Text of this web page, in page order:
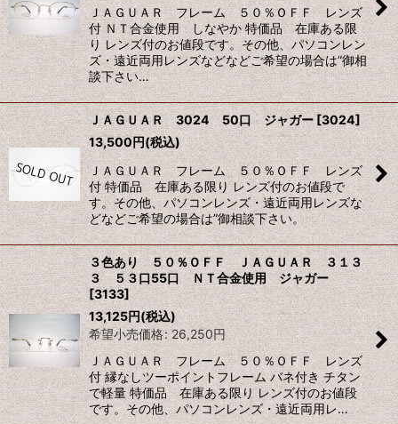
ＪＡＧＵＡＲ フレーム ５０％ＯＦＦ レンズ
付 ＮＴ合金使用 しなやか 特価品 在庫ある限
り レンズ付のお値段です。その他、パソコンレン
ズ・遠近両用レンズなどなどご希望の場合は”御相
談下さい…
ＪＡＧＵＡＲ 3024 50口 ジャガー [3024]
13,500円(税込)
ＪＡＧＵＡＲ フレーム ５０％ＯＦＦ レンズ
付 特価品 在庫ある限り レンズ付のお値段で
す。その他、パソコンレンズ・遠近両用レンズな
どなどご希望の場合は”御相談下さい。
３色あり ５０％ＯＦＦ ＪＡＧＵＡＲ ３１３
３ ５３口55口 ＮＴ合金使用 ジャガー
[3133]
13,125円(税込)
希望小売価格: 26,250円
ＪＡＧＵＡＲ フレーム ５０％ＯＦＦ レンズ
付 縁なしツーポイントフレーム バネ付き チタン
で軽量 特価品 在庫ある限り レンズ付のお値段
です。その他、パソコンレンズ・遠近両用レ…